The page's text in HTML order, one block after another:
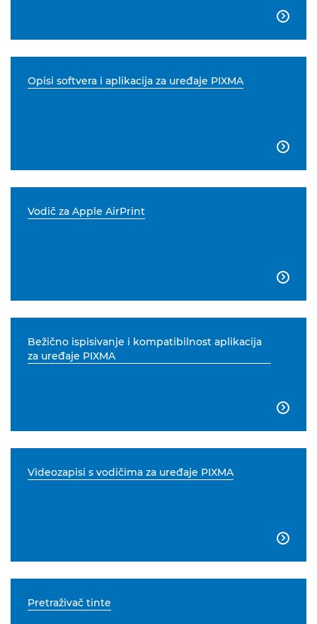

Opisi softvera i aplikacija za uređaje PIXMA

Vodič za Apple AirPrint

Bežično ispisivanje i kompatibilnost aplikacija
za uređaje PIXMA

Videozapisi s vodičima za uređaje PIXMA

Pretraživač tinte